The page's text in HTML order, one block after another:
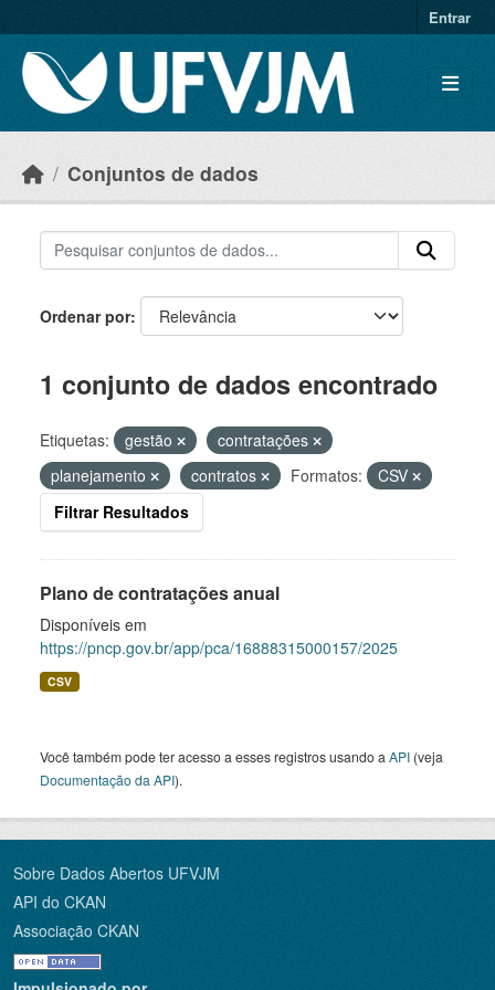
Entrar
Conjuntos de dados
Ordenar por
1 conjunto de dados encontrado
Etiquetas: gestão
contratações
planejamento
contratos Formatos:
CSV
Filtrar Resultados
Plano de contratações anual
Disponíveis em
https://pncp.gov.br/app/pca/16888315000157/2025
CSV
Você também pode ter acesso a esses registros usando a API (veja
Documentação da API).
Sobre Dados Abertos UFVJM
API do CKAN
Associação CKAN